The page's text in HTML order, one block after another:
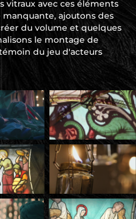
vitraux avec ces éléments
ajoutons des
du volume et quelques
le montage de
du jeu d'acteurs